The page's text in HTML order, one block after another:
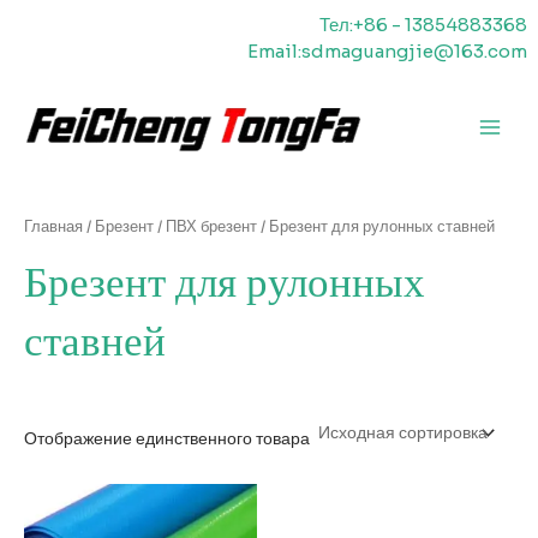
Тел:+86 - 13854883368
Email:sdmaguangjie@163.com
Главная / Брезент/ ПВХ брезент/ Брезент для рулонных ставней
Брезент для рулонных
ставней
Отображение единственного товара